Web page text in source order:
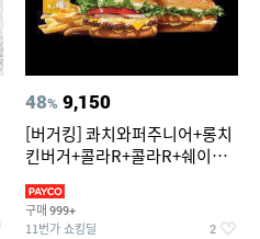
48% 9,150
[버거킹] 콰치와퍼주니어+롱치
킨버거+콜라R+콜라R+쉐이킹
구매 999+
11번가 쇼킹딜 2